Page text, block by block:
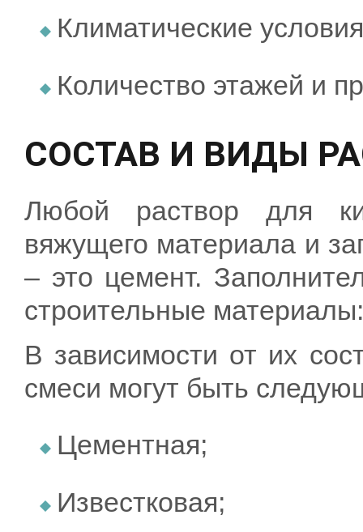
Климатические
Количество этажей и
СОСТАВ И ВИДЫ
Любой раствор для
вяжущего материала и
– это цемент.
строительные
В зависимости от их
смеси могут быть
Цементная;
Известковая;